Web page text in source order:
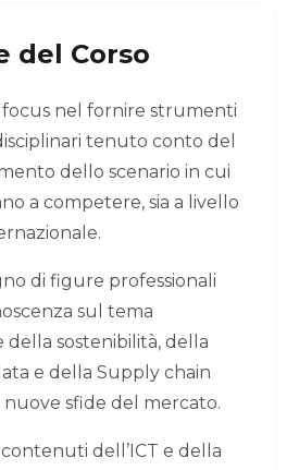
del Corso
focus nel fornire strumenti
tenuto conto del
dello scenario in cui
a competere, sia a livello
di figure professionali
sul tema
della sostenibilità, della
e della Supply chain
sfide del mercato.
contenuti dell’ICT e della